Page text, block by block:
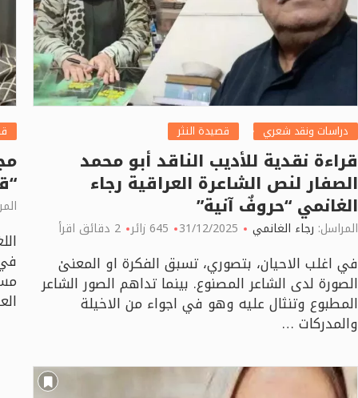
دراسات ونقد شعري قصيدة النثر
قراءة نقدية للأديب الناقد أبو محمد
الصفار لنص الشاعرة العراقية رجاء
الغانمي “حروفٌ آنية”
المراسل: رجاء الغانمي 31/12/2025 645 زائر 2 دقائق اقرأ
في اغلب الاحيان، بتصوري، تسبق الفكرة او المعنىٰ
الصورة لدى الشاعر المصنوع. بينما تداهم الصور الشاعر
المطبوع وتنثال عليه وهو في اجواء من الاخيلة
والمدركات …